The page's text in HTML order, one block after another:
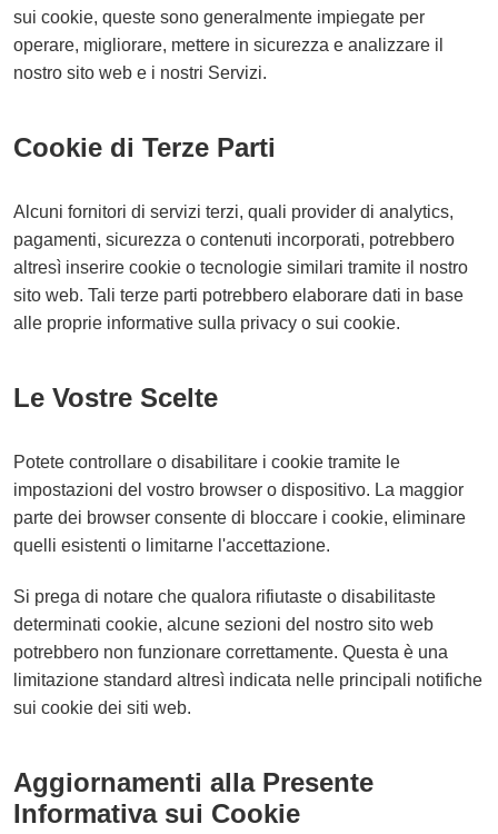
sui cookie, queste sono generalmente impiegate per
operare, migliorare, mettere in sicurezza e analizzare il
nostro sito web e i nostri Servizi.
Cookie di Terze Parti
Alcuni fornitori di servizi terzi, quali provider di analytics,
pagamenti, sicurezza o contenuti incorporati, potrebbero
altresì inserire cookie o tecnologie similari tramite il nostro
sito web. Tali terze parti potrebbero elaborare dati in base
alle proprie informative sulla privacy o sui cookie.
Le Vostre Scelte
Potete controllare o disabilitare i cookie tramite le
impostazioni del vostro browser o dispositivo. La maggior
parte dei browser consente di bloccare i cookie, eliminare
quelli esistenti o limitarne l'accettazione.
Si prega di notare che qualora rifiutaste o disabilitaste
determinati cookie, alcune sezioni del nostro sito web
potrebbero non funzionare correttamente. Questa è una
limitazione standard altresì indicata nelle principali notifiche
sui cookie dei siti web.
Aggiornamenti alla Presente
Informativa sui Cookie